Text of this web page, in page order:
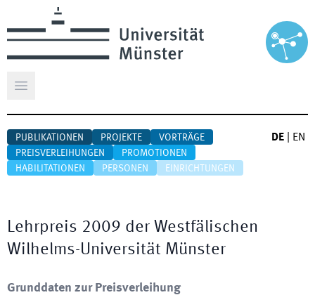
Hauptmenü öffnen
PUBLIKATIONEN PROJEKTE
VORTRÄGE
PREISVERLEIHUNGEN
PROMOTIONEN
HABILITATIONEN
PERSONEN EINRICHTUNGEN
DE EN
Lehrpreis 2009 der Westfälischen
Wilhelms-Universität Münster
Grunddaten zur Preisverleihung